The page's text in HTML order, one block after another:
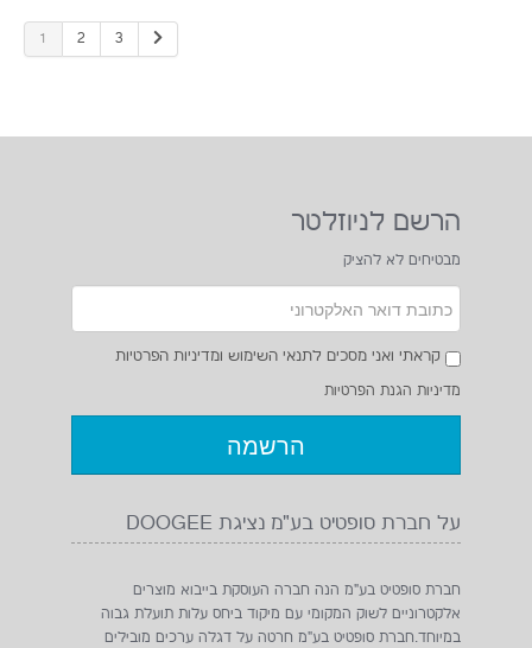
מטען נייד ASPOR 20000 MAH
22.5W
₪199
1 2 3
הרשם לניוזלטר
מבטיחים לא להציק
קראתי ואני מסכים לתנאי השימוש ומדיניות הפרטיות
מדיניות הגנת הפרטיות
על חברת סופטיט בע"מ נציגת DOOGEE
חברת סופטיט בע"מ הנה חברה העוסקת בייבוא מוצרים
אלקטרוניים לשוק המקומי עם מיקוד ביחס עלות תועלת גבוה
במיוחד.חברת סופטיט בע"מ חרטה על דגלה ערכים מובילים